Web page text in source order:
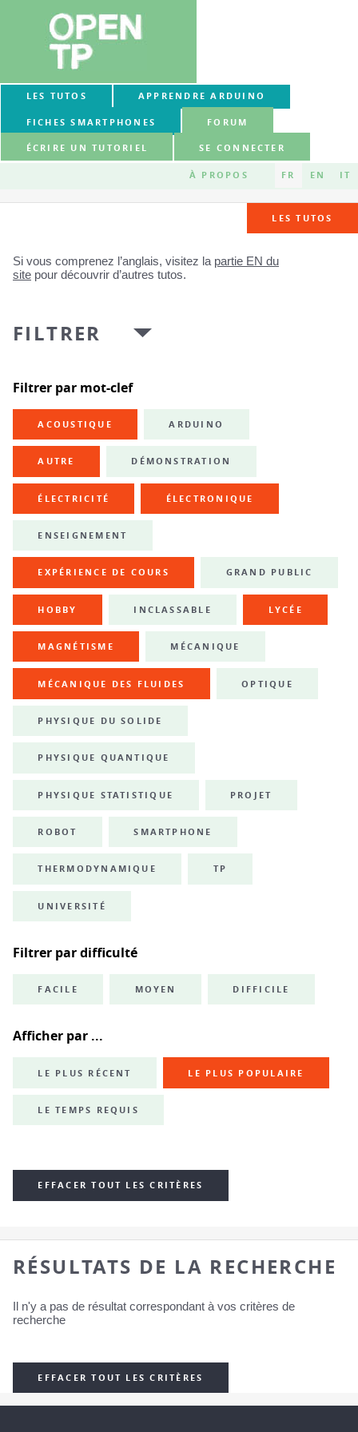
LES TUTOS APPRENDRE ARDUINO
FICHES SMARTPHONES FORUM
ÉCRIRE UN TUTORIEL SE CONNECTER
À PROPOS FR EN IT
LES TUTOS
Si vous comprenez l’anglais, visitez la partie EN du
site pour découvrir d’autres tutos.
FILTRER
Filtrer par mot-clef
ACOUSTIQUE ARDUINO
AUTRE DÉMONSTRATION
ÉLECTRICITÉ ÉLECTRONIQUE
ENSEIGNEMENT
EXPÉRIENCE DE COURS GRAND PUBLIC
HOBBY INCLASSABLE LYCÉE
MAGNÉTISME MÉCANIQUE
MÉCANIQUE DES FLUIDES OPTIQUE
PHYSIQUE DU SOLIDE
PHYSIQUE QUANTIQUE
PHYSIQUE STATISTIQUE PROJET
ROBOT SMARTPHONE
THERMODYNAMIQUE TP
UNIVERSITÉ
Filtrer par difficulté
FACILE MOYEN DIFFICILE
Afficher par ...
LE PLUS RÉCENT LE PLUS POPULAIRE
LE TEMPS REQUIS
EFFACER TOUT LES CRITÈRES
RÉSULTATS DE LA RECHERCHE
Il n'y a pas de résultat correspondant à vos critères de
recherche
EFFACER TOUT LES CRITÈRES